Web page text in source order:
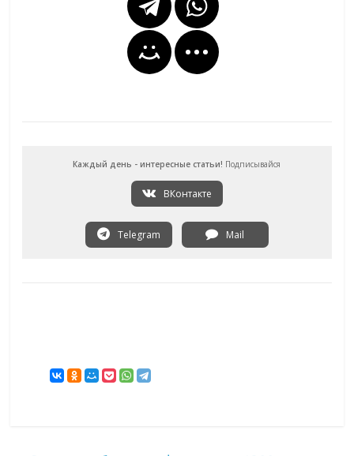
Каждый день - интересные статьи! Подписывайся
ВКонтакте
Telegram Mail